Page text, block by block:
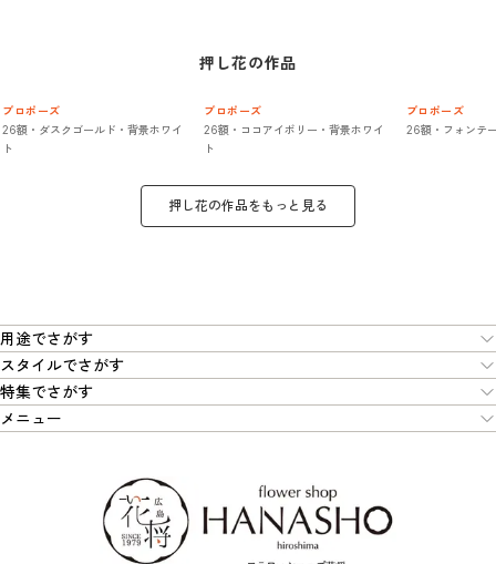
押し花の作品
プロポーズ
26額・ダスクゴールド・背景ホワイ
ト
プロポーズ
26額・ココアイボリー・背景ホワイ
ト
プロポーズ
26額・フォンテ
押し花の作品をもっと見る
用途でさがす
スタイルでさがす
特集でさがす
メニュー